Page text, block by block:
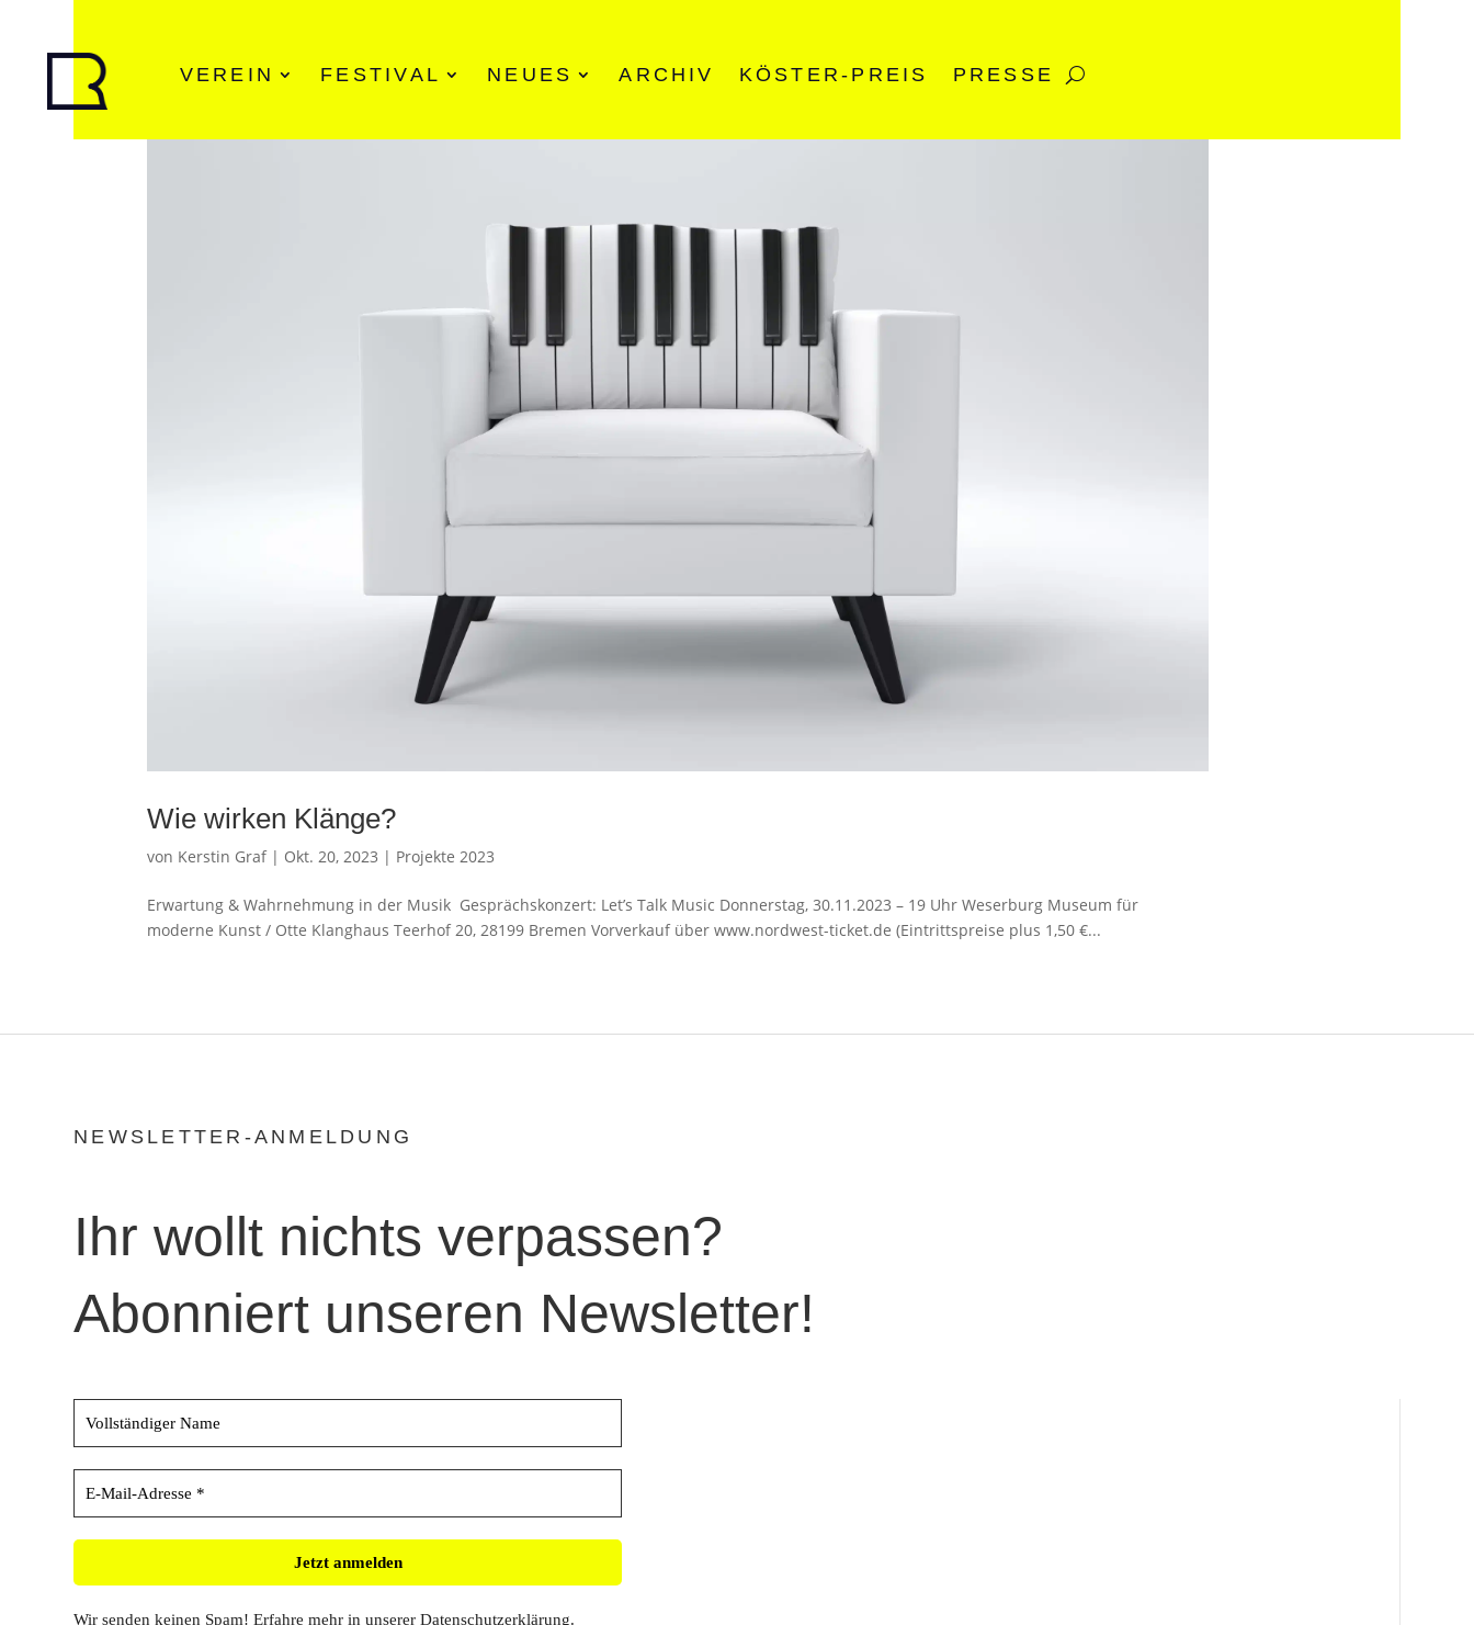
VEREIN FESTIVAL NEUES ARCHIV KÖSTER-PREIS PRESSE
Wie wirken Klänge?
von Kerstin Graf| Okt. 20, 2023 | Projekte 2023
Erwartung & Wahrnehmung in der Musik Gesprächskonzert: Let’s Talk Music Donnerstag, 30.11.2023 – 19 Uhr Weserburg Museum für
moderne Kunst / Otte Klanghaus Teerhof 20, 28199 Bremen Vorverkauf über www.nordwest-ticket.de (Eintrittspreise plus 1,50 €...
NEWSLETTER-ANMELDUNG
Ihr wollt nichts verpassen?
Abonniert unseren Newsletter!
Wir senden keinen Spam! Erfahre mehr in unsererDatenschutzerklärung.